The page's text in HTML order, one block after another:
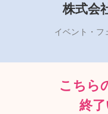
株式会
イベント・フ
こちら
終